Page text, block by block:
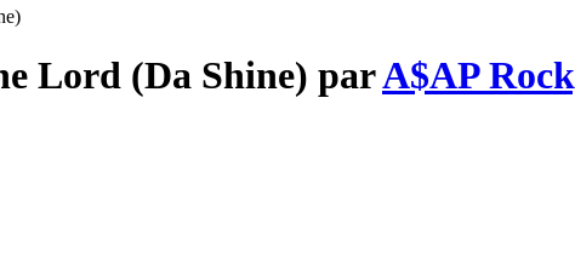
Lord (Da Shine) parA$AP